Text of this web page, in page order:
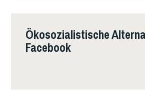
Ökosozialistische
Facebook